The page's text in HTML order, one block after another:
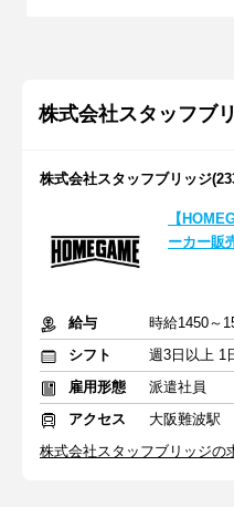
株式会社スタッフブ
株式会社スタッフブリッジ
【
ーカー販
給与
時給1450～
シフト
週3日以上 1
雇用形態
派遣社員
アクセス
大阪難波駅
株式会社スタッフブリッジの